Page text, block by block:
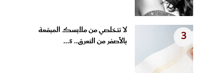
3
لا تتخلصي من ملابسك المبقعة
بالأصفر من التعرق.. 5...